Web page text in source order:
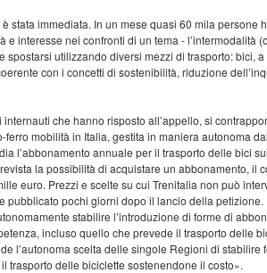
stata immediata. In un mese quasi 60 mila persone
e interesse nei confronti di un tema - l’intermodalità
spostarsi utilizzando diversi mezzi di trasporto: bici,
con i concetti di sostenibilità, riduzione
internauti che hanno risposto all’appello, si
ferro mobilità in Italia, gestita in maniera autonoma
l’abbonamento annuale per il trasporto delle bici
la possibilità di acquistare un abbonamento, il
euro. Prezzi e scelte su cui Trenitalia non può
pubblicato pochi giorni dopo il lancio della petizione.
stabilire l’introduzione di forme di
incluso quello che prevede il trasporto delle
l’autonoma scelta delle singole Regioni di stabilire
trasporto delle biciclette sostenendone il costo».